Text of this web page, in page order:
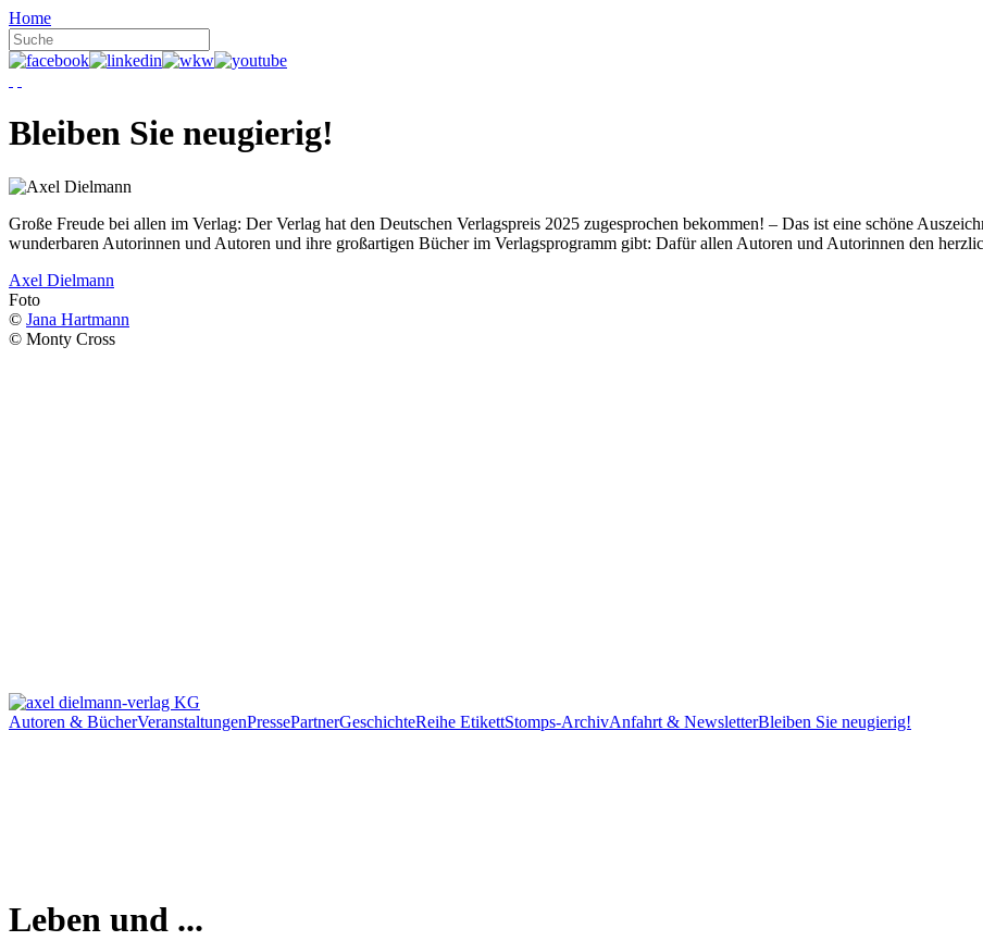
Home
Bleiben Sie neugierig!
Große Freude bei allen im Verlag: Der Verlag hat den Deutschen Verlagspreis 2025 zugesprochen bekommen! – Das ist eine schöne
wunderbaren Autorinnen und Autoren und ihre großartigen Bücher im Verlagsprogramm gibt: Dafür allen Autoren und Autorinnen den
Axel Dielmann
Foto
© Jana Hartmann
© Monty Cross
Autoren & BücherVeranstaltungenPressePartnerGeschichteReihe EtikettStomps-ArchivAnfahrt & NewsletterBleiben Sie neugierig!
Leben und ...